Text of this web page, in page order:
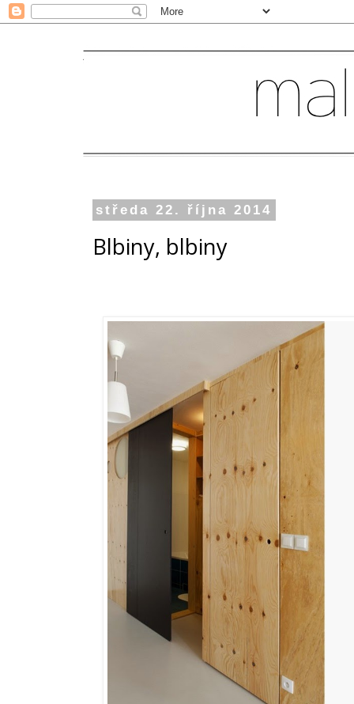
středa 22. října 2014
Blbiny, blbiny